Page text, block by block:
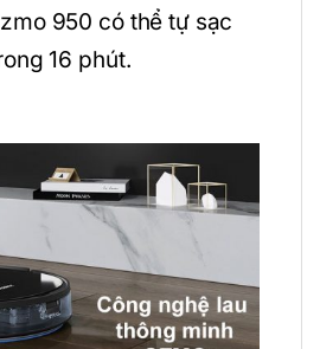
950 có thể tự sạc
16 phút.